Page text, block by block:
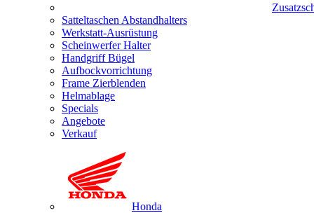
Satteltaschen Abstandhalters
Werkstatt-Ausrüstung
Scheinwerfer Halter
Handgriff Bügel
Aufbockvorrichtung
Frame Zierblenden
Helmablage
Specials
Angebote
Verkauf
Honda